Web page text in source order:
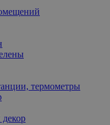
термометры